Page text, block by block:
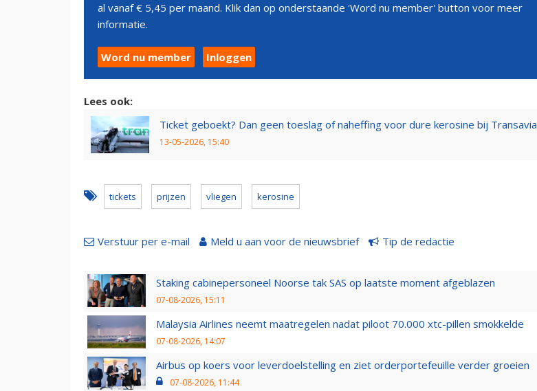
al vanaf € 5,45 per maand. Klik dan op onderstaande 'Word nu member' button voor meer
informatie.
Word nu member Inloggen
Lees ook:
Ticket geboekt? Dan geen toeslag of naheffing voor dure kerosine bij Transavia
13-05-2026, 15:40
tickets prijzen vliegen kerosine
Verstuur per e-mail Meld u aan voor de nieuwsbrief Tip de redactie
Staking cabinepersoneel Noorse tak SAS op laatste moment afgeblazen
07-08-2026, 15:11
Malaysia Airlines neemt maatregelen nadat piloot 70.000 xtc-pillen smokkelde
07-08-2026, 14:07
Airbus op koers voor leverdoelstelling en ziet orderportefeuille verder groeien
07-08-2026, 11:44